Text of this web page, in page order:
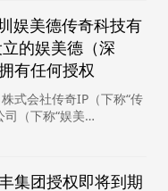
娱美德传奇科技有
的娱美德（深
有任何授权
式会社传奇IP（下称“传
（下称“娱美
公司假借“娱美德”名
团授权即将到期